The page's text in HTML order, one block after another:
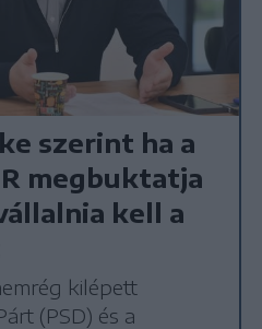
szerint ha a
megbuktatja
kell a
kilépett
(PSD) és a